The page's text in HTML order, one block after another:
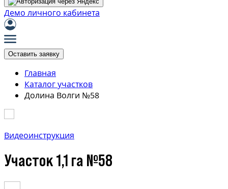
Демо личного кабинета
Оставить заявку
Главная
Каталог участков
Долина Волги №58
Видеоинструкция
Участок 1,1 га №58